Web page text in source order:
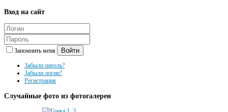
Вход на сайт
Запомнить меня Войти
Забыли пароль?
Забыли логин?
Регистрация
Случайные фото из фотогалереи